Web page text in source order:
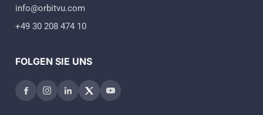
Verpackung, um sicherzustellen, dass
keine Gebrauchsspuren auf den Bildern
Wie immer in der Produktfotografie ist
schließlich die Beleuchtung entscheidend.
Wählen Sie für das Hauptlicht einen
sowie das Fashion Studio ermöglichen
Modellsessions, da ihre Dimensionen
Models ausgelegt sind.
info@orbitvu.com
+49 30 208 474 10
FOLGEN SIE UNS